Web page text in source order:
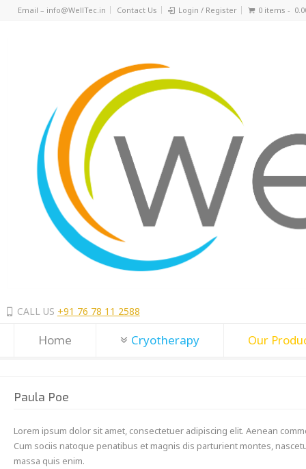
Email – info@WellTec.in Contact Us Login / Register 0 items -
CALL US +91 76 78 11 2588
Home Cryotherapy Our
Paula Poe
Lorem ipsum dolor sit amet, consectetuer adipiscing elit. Aenean
Cum sociis natoque penatibus et magnis dis parturient montes,
massa quis enim.